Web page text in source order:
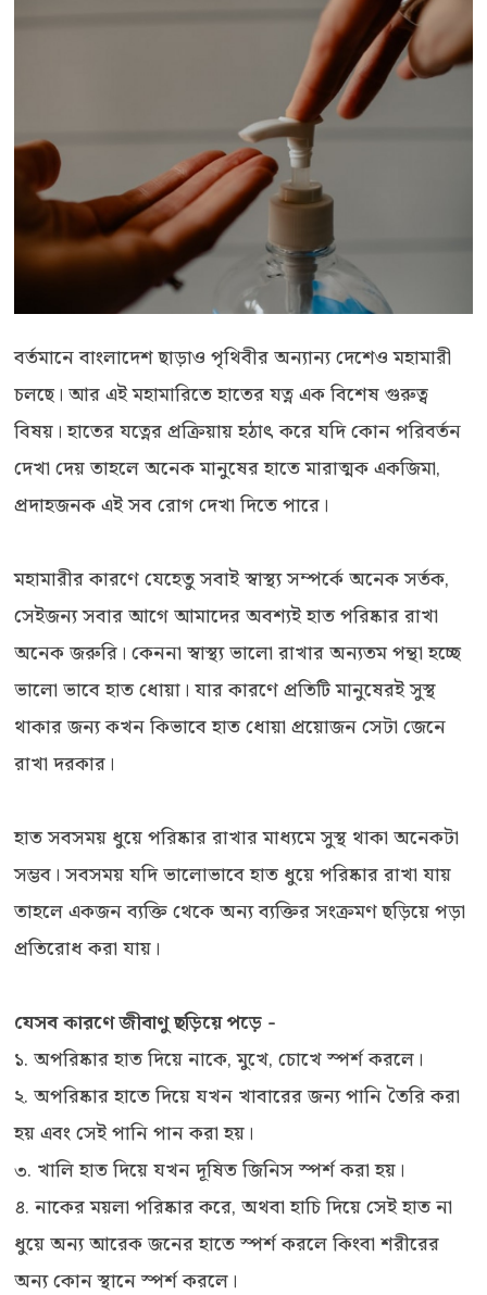
বর্তমানে বাংলাদেশ ছাড়াও পৃথিবীর অন্যান্য দেশেও মহামারী
চলছে। আর এই মহামারিতে হাতের যত্ন এক বিশেষ গুরুত্ব
বিষয়। হাতের যত্নের প্রক্রিয়ায় হঠাৎ করে যদি কোন পরিবর্তন
দেখা দেয় তাহলে অনেক মানুষের হাতে মারাত্মক একজিমা,
প্রদাহজনক এই সব রোগ দেখা দিতে পারে।
মহামারীর কারণে যেহেতু সবাই স্বাস্থ্য সম্পর্কে অনেক সর্তক,
সেইজন্য সবার আগে আমাদের অবশ্যই হাত পরিষ্কার রাখা
অনেক জরুরি। কেননা স্বাস্থ্য ভালো রাখার অন্যতম পন্থা হচ্ছে
ভালো ভাবে হাত ধোয়া। যার কারণে প্রতিটি মানুষেরই সুস্থ
থাকার জন্য কখন কিভাবে হাত ধোয়া প্রয়োজন সেটা জেনে
রাখা দরকার।
হাত সবসময় ধুয়ে পরিষ্কার রাখার মাধ্যমে সুস্থ থাকা অনেকটা
সম্ভব। সবসময় যদি ভালোভাবে হাত ধুয়ে পরিষ্কার রাখা যায়
তাহলে একজন ব্যক্তি থেকে অন্য ব্যক্তির সংক্রমণ ছড়িয়ে পড়া
প্রতিরোধ করা যায়।
যেসব কারণে জীবাণু ছড়িয়ে পড়ে -
১. অপরিষ্কার হাত দিয়ে নাকে, মুখে, চোখে স্পর্শ করলে।
২. অপরিষ্কার হাতে দিয়ে যখন খাবারের জন্য পানি তৈরি করা
হয় এবং সেই পানি পান করা হয়।
৩. খালি হাত দিয়ে যখন দূষিত জিনিস স্পর্শ করা হয়।
৪. নাকের ময়লা পরিষ্কার করে, অথবা হাচি দিয়ে সেই হাত না
ধুয়ে অন্য আরেক জনের হাতে স্পর্শ করলে কিংবা শরীরের
অন্য কোন স্থানে স্পর্শ করলে।